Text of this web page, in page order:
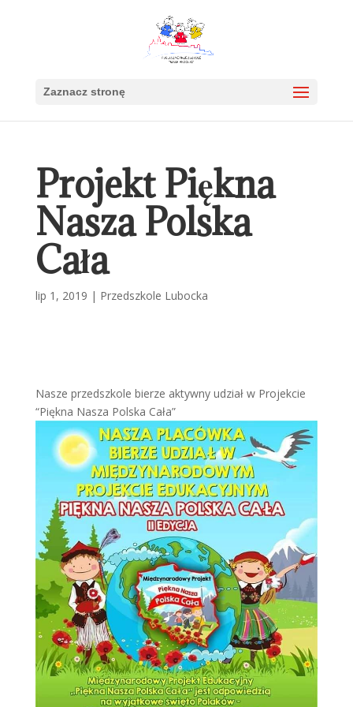
Zaznacz stronę
Projekt Piękna
Nasza Polska
Cała
lip 1, 2019 | Przedszkole Lubocka
Nasze przedszkole bierze aktywny udział w Projekcie
“Piękna Nasza Polska Cała”